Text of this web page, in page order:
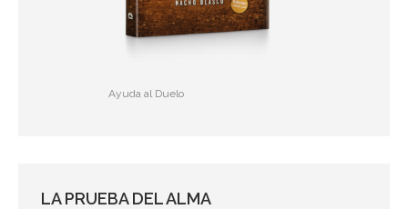
Ayuda al Duelo
LA PRUEBA DEL ALMA